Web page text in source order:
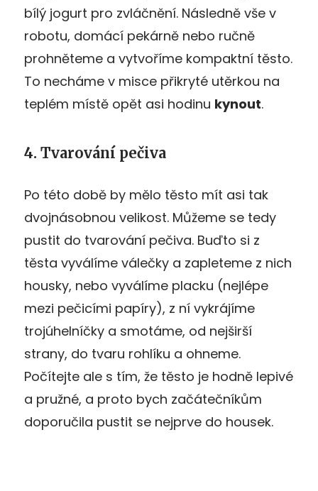
bílý jogurt pro zvláčnění. Následně vše v
robotu, domácí pekárně nebo ručně
prohněteme a vytvoříme kompaktní těsto.
To necháme v misce přikryté utěrkou na
teplém místě opět asi hodinu kynout.
4. Tvarování pečiva
Po této době by mělo těsto mít asi tak
dvojnásobnou velikost. Můžeme se tedy
pustit do tvarování pečiva. Buďto si z
těsta vyválíme válečky a zapleteme z nich
housky, nebo vyválíme placku (nejlépe
mezi pečicími papíry), z ní vykrájíme
trojúhelníčky a smotáme, od nejširší
strany, do tvaru rohlíku a ohneme.
Počítejte ale s tím, že těsto je hodně lepivé
a pružné, a proto bych začátečníkům
doporučila pustit se nejprve do housek.